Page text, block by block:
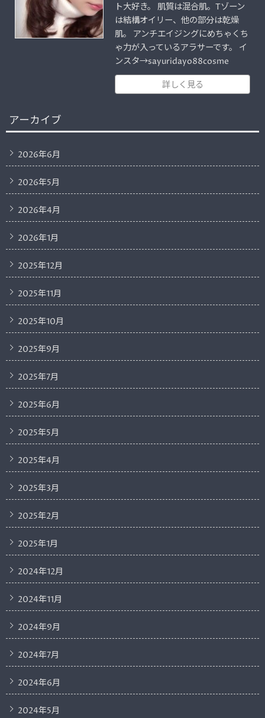
ト大好き。 肌質は混合肌。Tゾーン
は結構オイリー、他の部分は乾燥
肌。 アンチエイジングにめちゃくち
ゃ力が入っているアラサーです。 イ
ンスタ→sayuridayo88cosme
詳しく見る
アーカイブ
2026年6月
2026年5月
2026年4月
2026年1月
2025年12月
2025年11月
2025年10月
2025年9月
2025年7月
2025年6月
2025年5月
2025年4月
2025年3月
2025年2月
2025年1月
2024年12月
2024年11月
2024年9月
2024年7月
2024年6月
2024年5月